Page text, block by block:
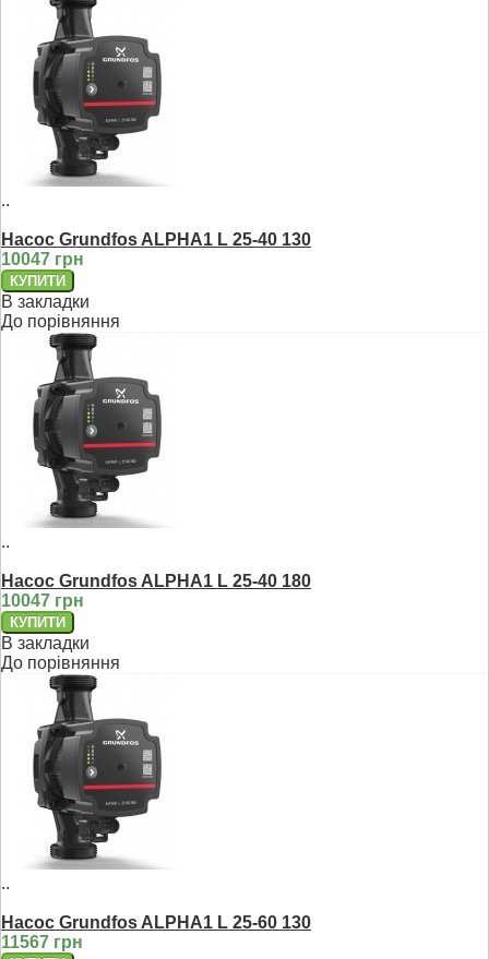
..
Насос Grundfos ALPHA1 L 25-40 130
10047 грн
В закладки
До порівняння
..
Насос Grundfos ALPHA1 L 25-40 180
10047 грн
В закладки
До порівняння
..
Насос Grundfos ALPHA1 L 25-60 130
11567 грн